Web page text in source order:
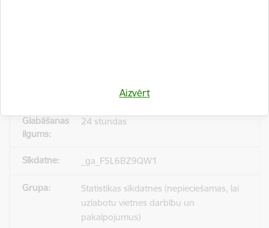
Aizvērt
apmeklētājs izmanto vietni.
24 stundas
_ga_F5L6BZ9QW1
Statistikas sīkdatnes (nepieciešamas, lai
uzlabotu vietnes darbību un
pakalpojumus)